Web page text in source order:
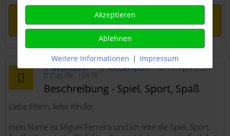
Weiterlesen: Kursbeschreibung - Ballschule Maxi -
Gruppe 1 (Vorjahr)
webmaster Kindersport 17. April 2024
Zugriffe: 10878
Beschreibung - Spiel, Sport, Spaß
Liebe Eltern, liebe Kinder,
mein Name ist Miguel Ferreira und ich leite die Spiel, Sport,
Akzeptieren
Ablehnen
Weitere Informationen | Impressum